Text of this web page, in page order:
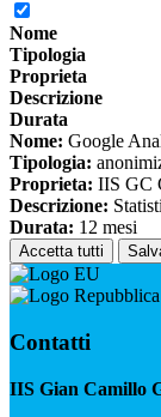
Nome
Tipologia
Proprieta
Descrizione
Durata
Nome: Google
Tipologia:
Proprieta: IIS GC
Descrizione:
Durata: 12 mesi
Accetta tutti
Contatti
IIS Gian Camillo